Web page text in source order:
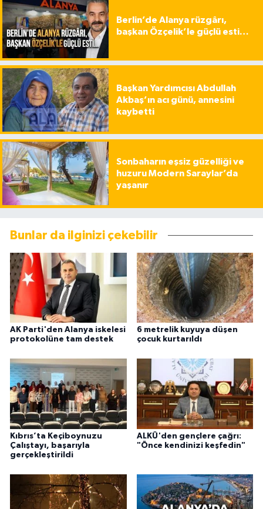
Berlin’de Alanya rüzgârı,
başkan Özçelik’le güçlü esti…
Başkan Yardımcısı Abdullah
Akbaş’ın acı günü, annesini
kaybetti
Sonbaharın eşsiz güzelliği ve
huzuru Modern Saraylar’da
yaşanır
Bunlar da ilginizi çekebilir
AK Parti'den Alanya iskelesi
protokolüne tam destek
6 metrelik kuyuya düşen
çocuk kurtarıldı
Kıbrıs’ta Keçiboynuzu
Çalıştayı, başarıyla
gerçekleştirildi
ALKÜ'den gençlere çağrı:
"Önce kendinizi keşfedin"